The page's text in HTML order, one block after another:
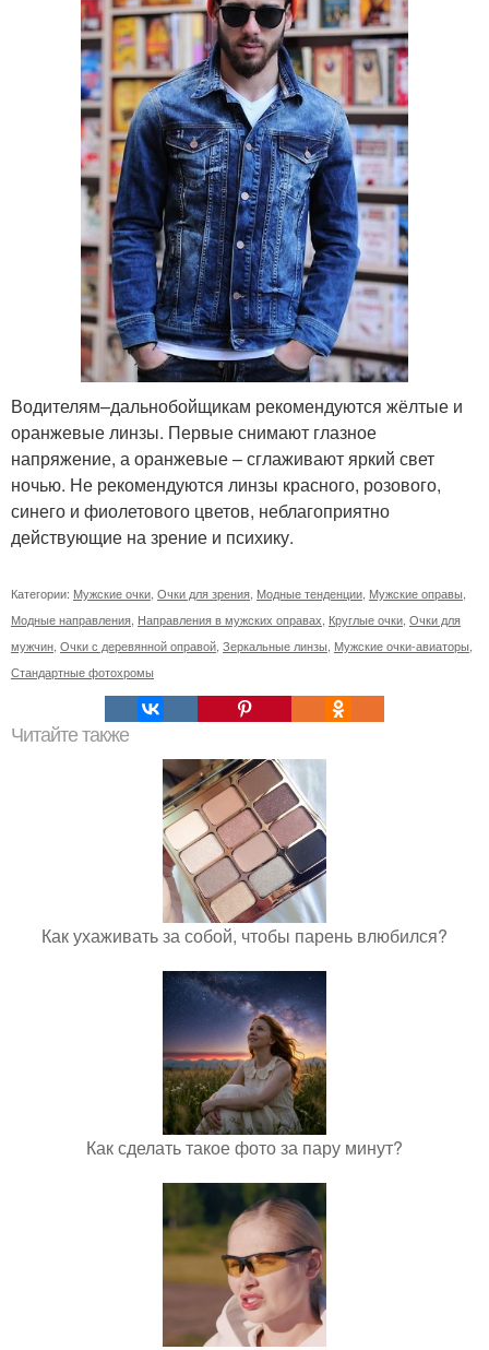
Водителям–дальнобойщикам рекомендуются жёлтые и
оранжевые линзы. Первые снимают глазное
напряжение, а оранжевые – сглаживают яркий свет
ночью. Не рекомендуются линзы красного, розового,
синего и фиолетового цветов, неблагоприятно
действующие на зрение и психику.
Категории: Мужские очки Очки для зрения Модные тенденции Мужские оправы
Модные направления Направления в мужских оправах Круглые очки Очки для
мужчин Очки с деревянной оправой Зеркальные линзы Мужские очки-авиаторы
Стандартные фотохромы
Читайте также
Как ухаживать за собой, чтобы парень влюбился?
Как сделать такое фото за пару минут?